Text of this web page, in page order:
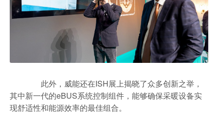
此外，威能还在ISH展上揭晓了众多创新之举，
其中新一代的eBUS系统控制组件，能够确保采暖设备实
现舒适性和能源效率的最佳组合。